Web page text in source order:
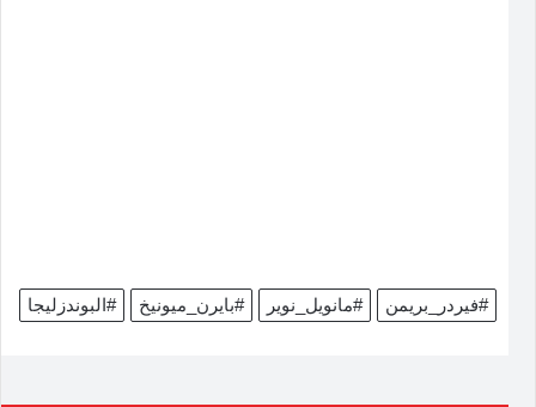
#البوندزليجا #بايرن_ميونيخ #مانويل_نوير #فيردر_بريمن